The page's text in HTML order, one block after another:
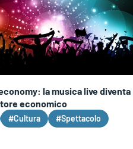
la musica live diventa
economico
#Cultura #Spettacolo